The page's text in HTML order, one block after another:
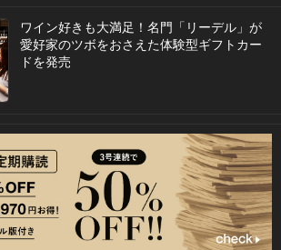
​ワイン好きも大満足！名門「リーデル」が
愛好家のツボをおさえた体験型ギフトカー
ドを発売